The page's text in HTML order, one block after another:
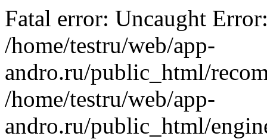
Fatal error: Uncaught
/home/testru/web/app-
andro.ru/public_html/
/home/testru/web/app-
andro.ru/public_html/